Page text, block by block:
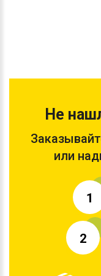
Не
или
1
2